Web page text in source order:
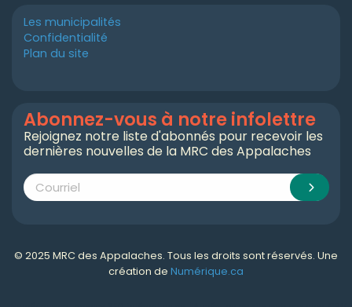
Les municipalités
Confidentialité
Plan du site
Abonnez-vous à notre infolettre
Rejoignez notre liste d'abonnés pour recevoir les
dernières nouvelles de la MRC des Appalaches
© 2025 MRC des Appalaches. Tous les droits sont réservés. Une
création de Numérique.ca